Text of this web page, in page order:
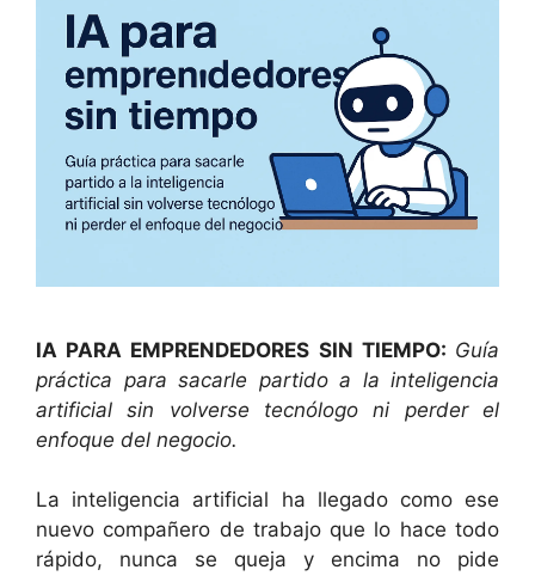
IA PARA EMPRENDEDORES SIN TIEMPO: Guía
práctica para sacarle partido a la inteligencia
artificial sin volverse tecnólogo ni perder el
enfoque del negocio.
La inteligencia artificial ha llegado como ese
nuevo compañero de trabajo que lo hace todo
rápido, nunca se queja y encima no pide